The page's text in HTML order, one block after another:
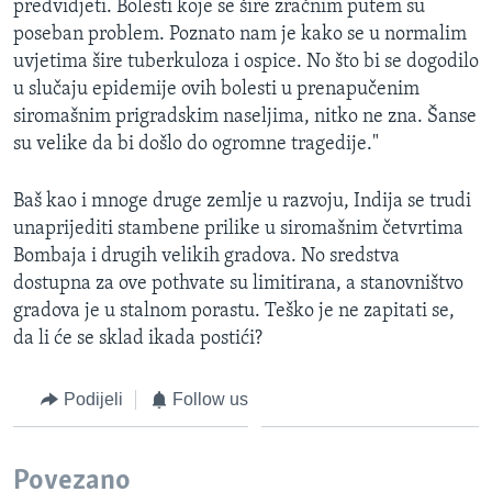
predvidjeti. Bolesti koje se šire zračnim putem su
poseban problem. Poznato nam je kako se u normalim
uvjetima šire tuberkuloza i ospice. No što bi se dogodilo
u slučaju epidemije ovih bolesti u prenapučenim
siromašnim prigradskim naseljima, nitko ne zna. Šanse
su velike da bi došlo do ogromne tragedije."
Baš kao i mnoge druge zemlje u razvoju, Indija se trudi
unaprijediti stambene prilike u siromašnim četvrtima
Bombaja i drugih velikih gradova. No sredstva
dostupna za ove pothvate su limitirana, a stanovništvo
gradova je u stalnom porastu. Teško je ne zapitati se,
da li će se sklad ikada postići?
Podijeli Follow us
Povezano